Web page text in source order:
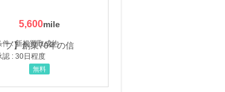
5,600
件 : 新規買取成約
認 : 30日程度
無料